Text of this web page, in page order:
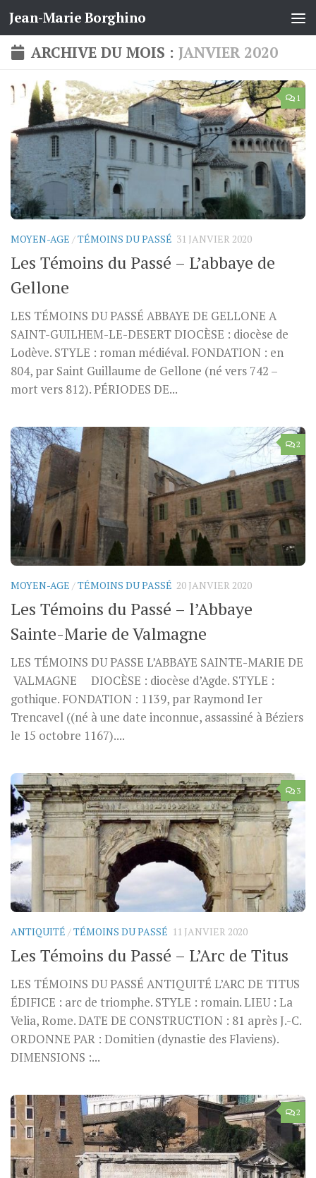
Skip to content
Jean-Marie Borghino
ARCHIVE DU MOIS : JANVIER 2020
1
MOYEN-AGE /TÉMOINS DU PASSÉ 31 JANVIER 2020
Les Témoins du Passé – L’abbaye de
Gellone
LES TÉMOINS DU PASSÉ ABBAYE DE GELLONE A
SAINT-GUILHEM-LE-DESERT DIOCÈSE : diocèse de
Lodève. STYLE : roman médiéval. FONDATION : en
804, par Saint Guillaume de Gellone (né vers 742 –
mort vers 812). PÉRIODES DE...
2
MOYEN-AGE /TÉMOINS DU PASSÉ 20 JANVIER 2020
Les Témoins du Passé – l’Abbaye
Sainte-Marie de Valmagne
LES TÉMOINS DU PASSE L’ABBAYE SAINTE-MARIE DE
VALMAGNE DIOCÈSE : diocèse d’Agde. STYLE :
gothique. FONDATION : 1139, par Raymond Ier
Trencavel ((né à une date inconnue, assassiné à Béziers
le 15 octobre 1167)....
3
ANTIQUITÉ /TÉMOINS DU PASSÉ 11 JANVIER 2020
Les Témoins du Passé – L’Arc de Titus
LES TÉMOINS DU PASSÉ ANTIQUITÉ L’ARC DE TITUS
ÉDIFICE : arc de triomphe. STYLE : romain. LIEU : La
Velia, Rome. DATE DE CONSTRUCTION : 81 après J.-C.
ORDONNE PAR : Domitien (dynastie des Flaviens).
DIMENSIONS :...
2